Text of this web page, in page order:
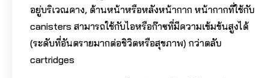
อยู่บริเวณคาง, ด้านหน้าหรือหลังหน้ากาก หน้ากากที่ใช้กับ
canisters สามารถใช้กับไอหรือก๊าซที่มีความเข้มข้นสูงได้
(ระดับที่อันตรายมากต่อชิวิตหรือสุขภาพ) กว่าตลับ
cartridges